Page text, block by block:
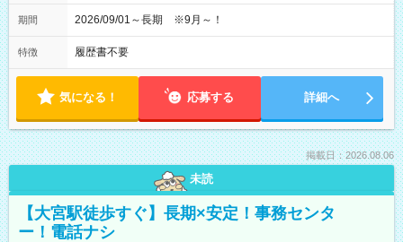
期間 2026/09/01～長期 ※9月～！
特徴 履歴書不要
気になる！ 応募する 詳細へ
掲載日：2026.08.06
未読
【大宮駅徒歩すぐ】長期×安定！事務センタ
ー！電話ナシ